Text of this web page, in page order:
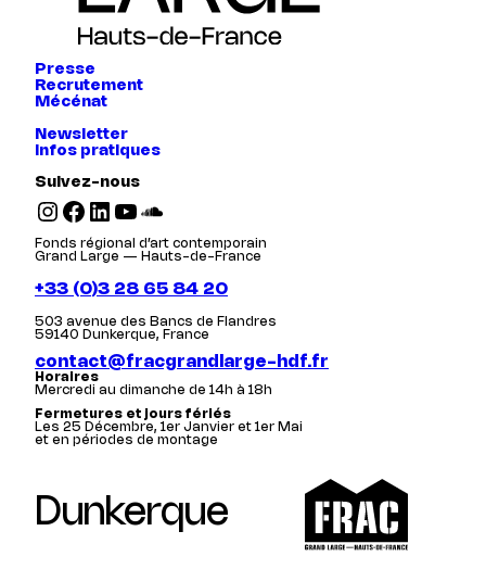
Presse
Recrutement
Mécénat
Newsletter
Infos pratiques
Suivez-nous
Instagram Facebook LinkedIn YouTube SoundCloud
Fonds régional d’art contemporain
Grand Large — Hauts-de-France
+33 (0)3 28 65 84 20
503 avenue des Bancs de Flandres
59140 Dunkerque, France
contact@fracgrandlarge-hdf.fr
Horaires
Mercredi au dimanche de 14h à 18h
Fermetures et jours fériés
Les 25 Décembre, 1er Janvier et 1er Mai
et en périodes de montage
Dunkerque